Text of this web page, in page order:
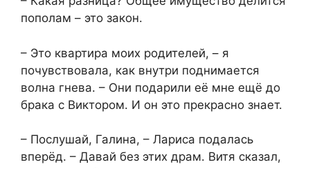
пополам – это закон.
– Это квартира моих родителей, – я
почувствовала, как внутри поднимается
волна гнева. – Они подарили её мне ещё до
брака с Виктором. И он это прекрасно знает.
– Послушай, Галина, – Лариса подалась
вперёд. – Давай без этих драм. Витя сказал,